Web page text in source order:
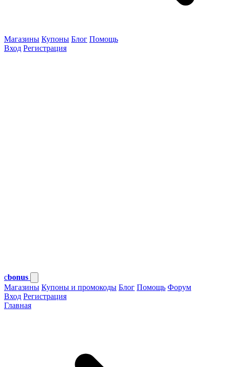
Магазины Купоны Блог Помощь
Вход Регистрация
cbonus
Магазины Купоны и промокоды Блог Помощь Форум
Вход Регистрация
Главная